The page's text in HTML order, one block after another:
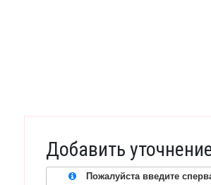
Добавить
Пожалуйста введите